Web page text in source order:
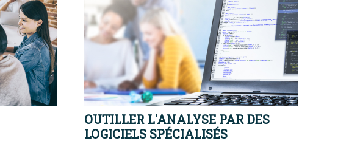
OUTILLER L'ANALYSE PAR DES
LOGICIELS SPÉCIALISÉS